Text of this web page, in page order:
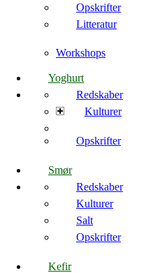
Opskrifter
Litteratur
Workshops
Yoghurt
Redskaber
Kulturer
Opskrifter
Smør
Redskaber
Kulturer
Salt
Opskrifter
Kefir